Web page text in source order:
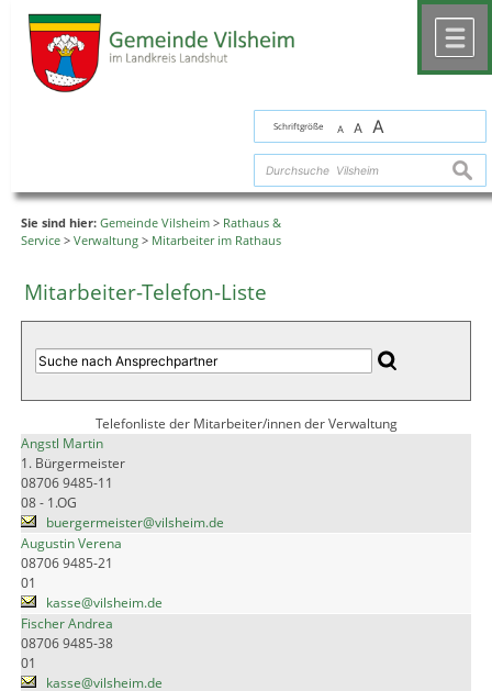
Schriftgröße A A A
Sie sind hier: Gemeinde Vilsheim > Rathaus &
Service > Verwaltung > Mitarbeiter im Rathaus
Mitarbeiter-Telefon-Liste
Telefonliste der Mitarbeiter/innen der Verwaltung
Angstl Martin
1. Bürgermeister
08706 9485-11
08 - 1.OG
buergermeister@vilsheim.de
Augustin Verena
08706 9485-21
01
kasse@vilsheim.de
Fischer Andrea
08706 9485-38
01
kasse@vilsheim.de